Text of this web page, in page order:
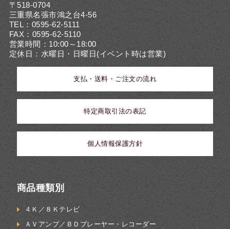
〒518-0704
三重県名張市鴻之台4-56
TEL：0595-62-5111
FAX：0595-62-5110
営業時間：10:00～18:00
定休日：水曜日・日曜日(イベント時は営業)
支払・送料・ご注文の流れ
特定商取引法の表記
個人情報保護方針
商品種類別
４Ｋ／８Ｋテレビ
ＡＶアンプ／ＢＤプレーヤー・レコーダー